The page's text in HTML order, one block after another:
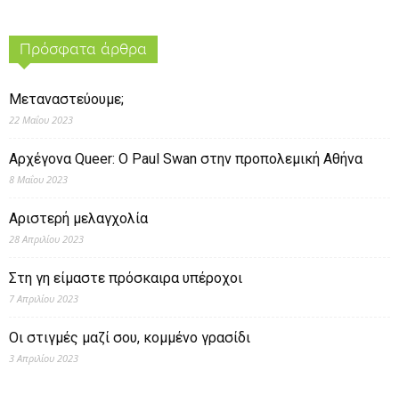
Πρόσφατα άρθρα
Μεταναστεύουμε;
22 Μαΐου 2023
Αρχέγονα Queer: O Paul Swan στην προπολεμική Αθήνα
8 Μαΐου 2023
Αριστερή μελαγχολία
28 Απριλίου 2023
Στη γη είμαστε πρόσκαιρα υπέροχοι
7 Απριλίου 2023
Οι στιγμές μαζί σου, κομμένο γρασίδι
3 Απριλίου 2023